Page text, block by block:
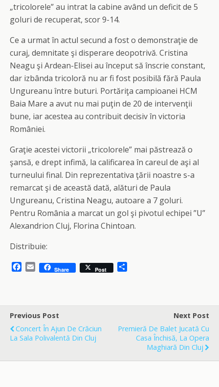
„tricolorele” au intrat la cabine având un deficit de 5
goluri de recuperat, scor 9-14.
Ce a urmat în actul secund a fost o demonstraţie de
curaj, demnitate şi disperare deopotrivă. Cristina
Neagu şi Ardean-Elisei au început să înscrie constant,
dar izbânda tricoloră nu ar fi fost posibilă fără Paula
Ungureanu între buturi. Portăriţa campioanei HCM
Baia Mare a avut nu mai puţin de 20 de intervenţii
bune, iar acestea au contribuit decisiv în victoria
României.
Graţie acestei victorii „tricolorele” mai păstrează o
şansă, e drept infimă, la calificarea în careul de aşi al
turneului final. Din reprezentativa ţării noastre s-a
remarcat şi de această dată, alături de Paula
Ungureanu, Cristina Neagu, autoare a 7 goluri.
Pentru România a marcat un gol şi pivotul echipei ”U”
Alexandrion Cluj, Florina Chintoan.
Distribuie:
b
o
o
k
E
l
Share Post
e
Previous Post
Concert În Ajun De Crăciun
La Sala Polivalentă Din Cluj
Next Post
Premieră De Balet Jucată Cu
Casa Închisă, La Opera
Maghiară Din Cluj